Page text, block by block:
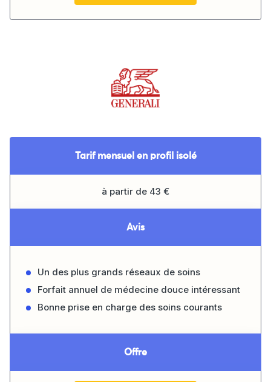
Tarif mensuel en profil isolé
à partir de 43 €
Avis
Un des plus grands réseaux de soins
Forfait annuel de médecine douce intéressant
Bonne prise en charge des soins courants
Offre